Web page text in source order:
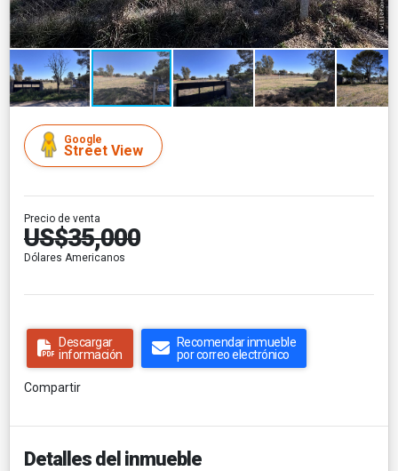
Google
Street View
Precio de venta
US$35,000
Dólares Americanos
Descargar
información
Recomendar inmueble
por correo electrónico
Compartir
Detalles del inmueble